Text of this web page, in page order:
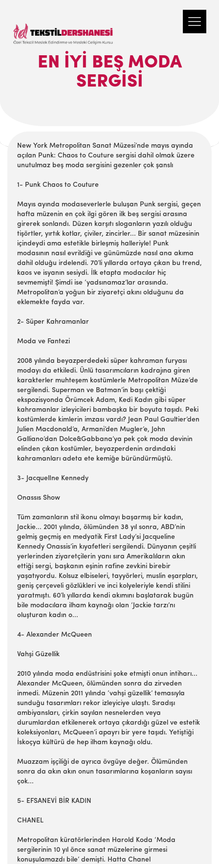
EN IYI BEŞ MODA
SERGISI
New York Metropolitan Sanat Müzesi’nde mayıs ayında
açılan Punk: Chaos to Couture sergisi dahil olmak üzere
unutulmaz beş moda sergisini gezenler çok şanslı
1- Punk Chaos to Couture
Mayıs ayında modaseverlerle buluşan Punk sergisi, geçen
hafta müzenin en çok ilgi gören ilk beş sergisi arasına
girerek sonlandı. Düzen karşıtı sloganların yazılı olduğu
tişörtler, yırtık kotlar, çiviler, zincirler... Bir sanat müzesinin
içindeydi ama estetikle birleşmiş halleriyle! Punk
modasının nasıl evrildiği ve günümüzde nasıl ana akıma
dahil olduğu irdelendi. 70’li yıllarda ortaya çıkan bu trend,
kaos ve isyanın sesiydi. İlk etapta modacılar hiç
sevmemişti! Şimdi ise ‘yadsınamaz’lar arasında.
Metropolitan’a yoğun bir ziyaretçi akını olduğunu da
eklemekte fayda var.
2- Süper Kahramanlar
Moda ve Fantezi
2008 yılında beyazperdedeki süper kahraman furyası
modayı da etkiledi. Ünlü tasarımcıların kadrajına giren
karakterler muhteşem kostümlerle Metropolitan Müze’de
sergilendi. Superman ve Batman’in başı çektiği
ekspozisyonda Örümcek Adam, Kedi Kadın gibi süper
kahramanlar izleyicileri bambaşka bir boyuta taşıdı. Peki
kostümlerde kimlerin imzası vardı? Jean Paul Gaultier’den
Julien Macdonald’a, Armani’den Mugler’e, John
Galliano’dan Dolce&Gabbana’ya pek çok moda devinin
elinden çıkan kostümler, beyazperdenin ardındaki
kahramanları adeta ete kemiğe büründürmüştü.
3- JacquelIne Kennedy
Onassıs Show
Tüm zamanların stil ikonu olmayı başarmış bir kadın,
Jackie... 2001 yılında, ölümünden 38 yıl sonra, ABD’nin
gelmiş geçmiş en medyatik First Lady’si Jacqueline
Kennedy Onassis’in kıyafetleri sergilendi. Dünyanın çeşitli
yerlerinden ziyaretçilerin yanı sıra Amerikalıların akın
ettiği sergi, başkanın eşinin rafine zevkini birebir
yaşatıyordu. Kolsuz elbiseleri, tayyörleri, muslin eşarpları,
geniş çerçeveli gözlükleri ve inci kolyeleriyle kendi stilini
yaratmıştı. 60’lı yıllarda kendi akımını başlatarak bugün
bile modacılara ilham kaynağı olan ‘Jackie tarzı’nı
oluşturan kadın o...
4- Alexander McQueen
Vahşi Güzellik
2010 yılında moda endüstrisini şoke etmişti onun intiharı...
Alexander McQueen, ölümünden sonra da zirveden
inmedi. Müzenin 2011 yılında ‘vahşi güzellik’ temasıyla
sunduğu tasarımları rekor izleyiciye ulaştı. Sıradışı
ambiyansları, çirkin sayılan nesnelerden veya
durumlardan etkilenerek ortaya çıkardığı güzel ve estetik
koleksiyonları, McQueen’i apayrı bir yere taşıdı. Yetiştiği
İskoçya kültürü de hep ilham kaynağı oldu.
Muazzam işçiliği de ayrıca övgüye değer. Ölümünden
sonra da akın akın onun tasarımlarına koşanların sayısı
çok...
5- EFSANEVİ BİR KADIN
CHANEL
Metropolitan küratörlerinden Harold Koda ‘Moda
sergilerinin 10 yıl önce sanat müzelerine girmesi
konuşulamazdı bile’ demişti. Hatta Chanel